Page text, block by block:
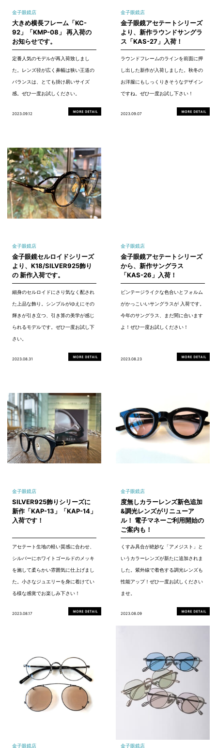
金子眼鏡店
大きめ横長フレーム「KC-
92」「KMP-08」 再入荷の
お知らせです。
定番人気のモデルが再入荷致しまし
た。レンズ径が広く鼻幅は狭い王道の
バランスは、とても掛け易いサイズ
感。ぜひ一度お試しください。
2023.09.12
金子眼鏡店
金子眼鏡アセテートシリーズ
より、新作ラウンドサングラ
ス「KAS-27」入荷！
ラウンドフレームのラインを前面に押
し出した新作が入荷しました。秋冬の
お洋服にもしっくりきそうなデザイン
ですね。ぜひ一度お試し下さい！
2023.09.07
金子眼鏡店
金子眼鏡セルロイドシリーズ
より、K18/SILVER925飾り
の 新作入荷です。
細身のセルロイドにさり気なく配され
た上品な飾り。シンプルがゆえにその
輝きが引き立つ、引き算の美学が感じ
られるモデルです。ぜひ一度お試し下
さい。
2023.08.31
金子眼鏡店
金子眼鏡アセテートシリーズ
から、新作サングラス
「KAS-26」入荷！
ビンテージライクな色合いとフォルム
がかっこいいサングラスが 入荷です。
今年のサングラス、まだ間に合います
よ！ぜひ一度お試しください！
2023.08.23
金子眼鏡店
SILVER925飾りシリーズに
新作「KAP-13」「KAP-14」
入荷です！
アセテート生地の軽い質感に合わせ、
シルバーにホワイトゴールドのメッキ
を施して柔らかい雰囲気に仕上げまし
た。小さなジュエリーを身に着けてい
る様な感覚でお楽しみ下さい！
2023.08.17
金子眼鏡店
度無しカラーレンズ新色追加
&調光レンズがリニューア
ル！ 電子マネーご利用開始の
ご案内も！
くすみ具合が絶妙な「アメジスト」と
いうカラーレンズが新たに追加されま
した。紫外線で着色する調光レンズも
性能アップ！ぜひ一度お試しください
ませ。
2023.08.09
金子眼鏡店 金子眼鏡店